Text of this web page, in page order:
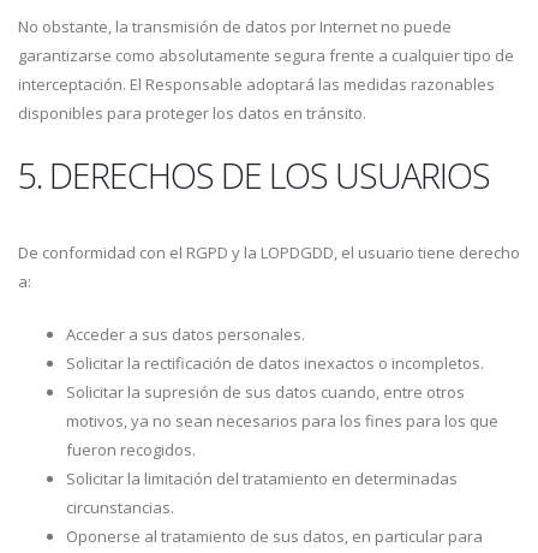
No obstante, la transmisión de datos por Internet no puede
garantizarse como absolutamente segura frente a cualquier tipo de
interceptación. El Responsable adoptará las medidas razonables
disponibles para proteger los datos en tránsito.
5. DERECHOS DE LOS USUARIOS
De conformidad con el RGPD y la LOPDGDD, el usuario tiene derecho
a:
Acceder a sus datos personales.
Solicitar la rectificación de datos inexactos o incompletos.
Solicitar la supresión de sus datos cuando, entre otros
motivos, ya no sean necesarios para los fines para los que
fueron recogidos.
Solicitar la limitación del tratamiento en determinadas
circunstancias.
Oponerse al tratamiento de sus datos, en particular para